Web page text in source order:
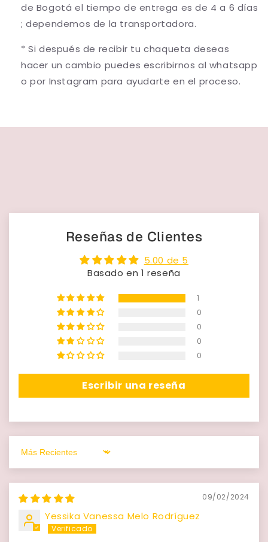
de Bogotá el tiempo de entrega es de 4 a 6 días
; dependemos de la transportadora.
* Si después de recibir tu chaqueta deseas
hacer un cambio puedes escribirnos al whatsapp
o por Instagram para ayudarte en el proceso.
Reseñas de Clientes
5.00 de 5
Basado en 1 reseña
1
0
0
0
0
Escribir una reseña
Sort by
09/02/2024
Yessika Vanessa Melo Rodríguez